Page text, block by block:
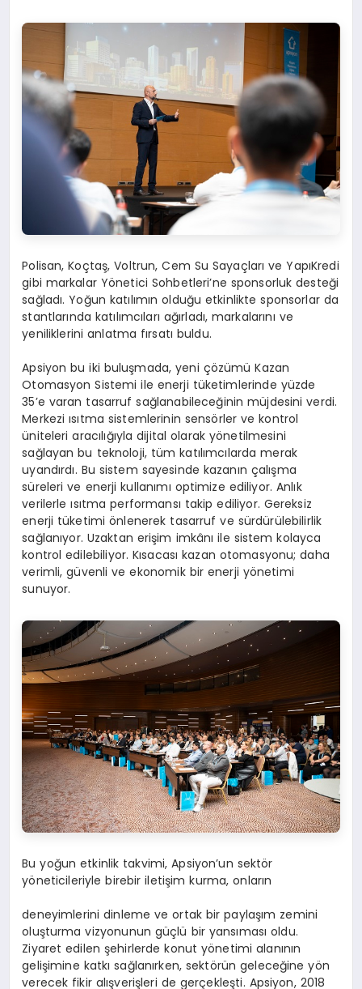
Polisan, Koçtaş, Voltrun, Cem Su Sayaçları ve YapıKredi
gibi markalar Yönetici Sohbetleri’ne sponsorluk desteği
sağladı. Yoğun katılımın olduğu etkinlikte sponsorlar da
stantlarında katılımcıları ağırladı, markalarını ve
yeniliklerini anlatma fırsatı buldu.
Apsiyon bu iki buluşmada, yeni çözümü Kazan
Otomasyon Sistemi ile enerji tüketimlerinde yüzde
35’e varan tasarruf sağlanabileceğinin müjdesini verdi.
Merkezi ısıtma sistemlerinin sensörler ve kontrol
üniteleri aracılığıyla dijital olarak yönetilmesini
sağlayan bu teknoloji, tüm katılımcılarda merak
uyandırdı. Bu sistem sayesinde kazanın çalışma
süreleri ve enerji kullanımı optimize ediliyor. Anlık
verilerle ısıtma performansı takip ediliyor. Gereksiz
enerji tüketimi önlenerek tasarruf ve sürdürülebilirlik
sağlanıyor. Uzaktan erişim imkânı ile sistem kolayca
kontrol edilebiliyor. Kısacası kazan otomasyonu; daha
verimli, güvenli ve ekonomik bir enerji yönetimi
sunuyor.
Bu yoğun etkinlik takvimi, Apsiyon’un sektör
yöneticileriyle birebir iletişim kurma, onların
deneyimlerini dinleme ve ortak bir paylaşım zemini
oluşturma vizyonunun güçlü bir yansıması oldu.
Ziyaret edilen şehirlerde konut yönetimi alanının
gelişimine katkı sağlanırken, sektörün geleceğine yön
verecek fikir alışverişleri de gerçekleşti. Apsiyon, 2018